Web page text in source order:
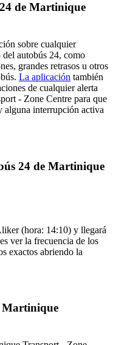
de Martinique
sobre cualquier
autobús 24, como
grandes retrasos u otros
La aplicación también
de cualquier alerta
- Zone Centre para que
alguna interrupción activa
24 de Martinique
(hora: 14:10) y llegará
ver la frecuencia de los
exactos abriendo la
Martinique